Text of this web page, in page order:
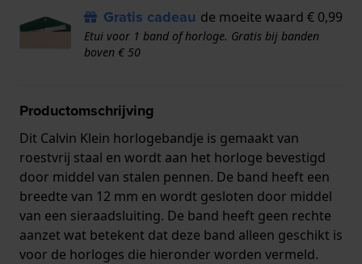
Gratis cadeau de moeite waard € 0,99
Etui voor 1 band of horloge. Gratis bij banden
boven € 50
Productomschrijving
Dit Calvin Klein horlogebandje is gemaakt van
roestvrij staal en wordt aan het horloge bevestigd
door middel van stalen pennen. De band heeft een
breedte van 12 mm en wordt gesloten door middel
van een sieraadsluiting. De band heeft geen rechte
aanzet wat betekent dat deze band alleen geschikt is
voor de horloges die hieronder worden vermeld.